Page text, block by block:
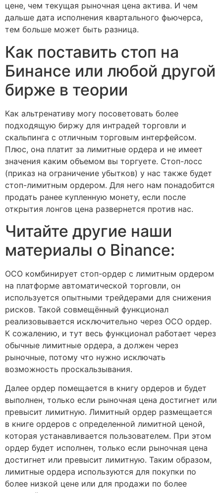
цене, чем текущая рыночная цена актива. И чем
дальше дата исполнения квартального фьючерса,
тем больше может быть разница.
Как поставить стоп на
Бинансе или любой другой
бирже в теории
Как альтренативу могу посоветовать более
подходящую биржу для интрадей торговли и
скальпинга с отличным торговым интерфейсом.
Плюс, она платит за лимитные ордера и не имеет
значения каким объемом вы торгуете. Стоп-лосс
(приказ на ограничение убытков) у нас также будет
стоп-лимитным ордером. Для него нам понадобится
продать ранее купленную монету, если после
открытия лонгов цена развернется против нас.
Читайте другие наши
материалы о Binance:
OCO комбинирует стоп-ордер с лимитным ордером
на платформе автоматической торговли, он
используется опытными трейдерами для снижения
рисков. Такой совмещённый функционал
реализовывается исключительно через ОСО ордер.
К сожалению, и тут весь функционал работает через
обычные лимитные ордера, а должен через
рыночные, потому что нужно исключать
возможность проскальзывания.
Далее ордер помещается в книгу ордеров и будет
выполнен, только если рыночная цена достигнет или
превысит лимитную. Лимитный ордер размещается
в книге ордеров с определенной лимитной ценой,
которая устанавливается пользователем. При этом
ордер будет исполнен, только если рыночная цена
достигнет или превысит лимитную. Таким образом,
лимитные ордера используются для покупки по
более низкой цене или для продажи по более